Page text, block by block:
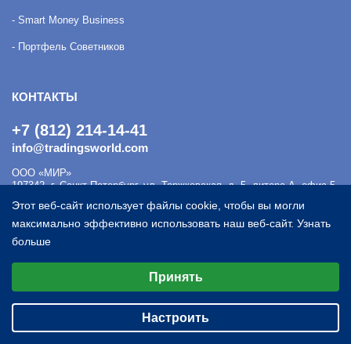
- Smart Money Business
- Портфель Советников
КОНТАКТЫ
+7 (812) 214-14-41
info@tradingsworld.com
ООО «МИР»
197342,г. Санкт-Петербург,ул. Торжковская, д. 5, литера А, офис 5-
Этот веб-сайт использует файлы cookie, чтобы вы могли
максимально эффективно использовать наш веб-сайт. Узнать
больше
Аналитические/Функциональные
Принять
Настроить